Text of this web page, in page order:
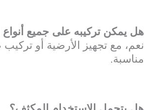
هل يمكن تركيبه على جميع
نعم، مع تجهيز الأرضية أو
مناسبة.